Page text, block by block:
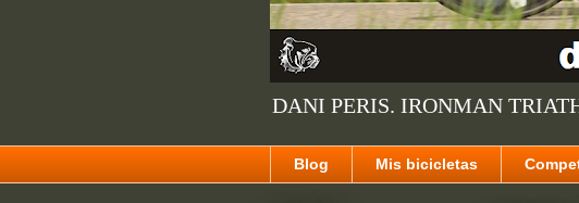
DANI PERIS. IRONMAN
Blog Mis bicicletas